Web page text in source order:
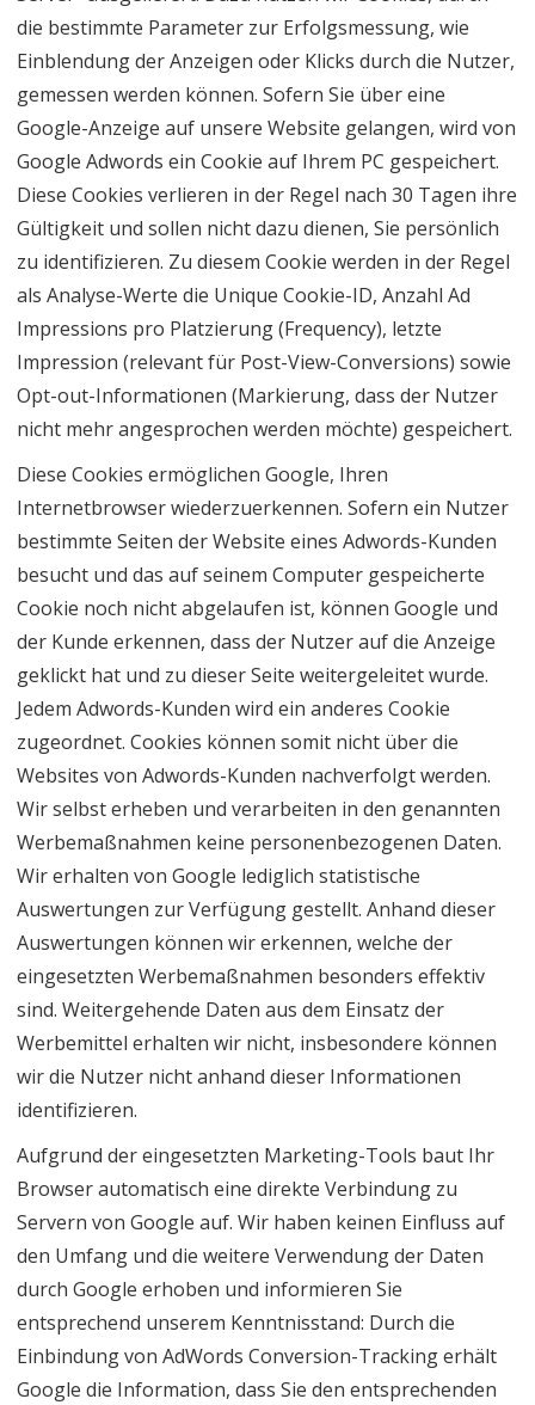
die bestimmte Parameter zur Erfolgsmessung, wie
Einblendung der Anzeigen oder Klicks durch die Nutzer,
gemessen werden können. Sofern Sie über eine
Google-Anzeige auf unsere Website gelangen, wird von
Google Adwords ein Cookie auf Ihrem PC gespeichert.
Diese Cookies verlieren in der Regel nach 30 Tagen ihre
Gültigkeit und sollen nicht dazu dienen, Sie persönlich
zu identifizieren. Zu diesem Cookie werden in der Regel
als Analyse-Werte die Unique Cookie-ID, Anzahl Ad
Impressions pro Platzierung (Frequency), letzte
Impression (relevant für Post-View-Conversions) sowie
Opt-out-Informationen (Markierung, dass der Nutzer
nicht mehr angesprochen werden möchte) gespeichert.
Diese Cookies ermöglichen Google, Ihren
Internetbrowser wiederzuerkennen. Sofern ein Nutzer
bestimmte Seiten der Website eines Adwords-Kunden
besucht und das auf seinem Computer gespeicherte
Cookie noch nicht abgelaufen ist, können Google und
der Kunde erkennen, dass der Nutzer auf die Anzeige
geklickt hat und zu dieser Seite weitergeleitet wurde.
Jedem Adwords-Kunden wird ein anderes Cookie
zugeordnet. Cookies können somit nicht über die
Websites von Adwords-Kunden nachverfolgt werden.
Wir selbst erheben und verarbeiten in den genannten
Werbemaßnahmen keine personenbezogenen Daten.
Wir erhalten von Google lediglich statistische
Auswertungen zur Verfügung gestellt. Anhand dieser
Auswertungen können wir erkennen, welche der
eingesetzten Werbemaßnahmen besonders effektiv
sind. Weitergehende Daten aus dem Einsatz der
Werbemittel erhalten wir nicht, insbesondere können
wir die Nutzer nicht anhand dieser Informationen
identifizieren.
Aufgrund der eingesetzten Marketing-Tools baut Ihr
Browser automatisch eine direkte Verbindung zu
Servern von Google auf. Wir haben keinen Einfluss auf
den Umfang und die weitere Verwendung der Daten
durch Google erhoben und informieren Sie
entsprechend unserem Kenntnisstand: Durch die
Einbindung von AdWords Conversion-Tracking erhält
Google die Information, dass Sie den entsprechenden